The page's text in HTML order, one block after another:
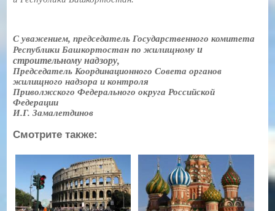
С уважением, председатель Государственного комитета
Республики Башкортостан по жилищномуи
строительному надзору,
Председатель Координационного Совета органов
жилищного надзора и контроля
Приволжского Федерального округа Российской
Федерации
И.Г. Замалетдинов
Смотрите также: